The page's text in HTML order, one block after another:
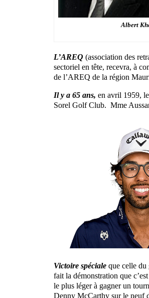
Albert
L’AREQ (association des
sectoriel en tête, recevra, à
de l’AREQ de la région
Il y a 65 ans, en avril 1959,
Sorel Golf Club. Mme
Victoire spéciale que celle
fait la démonstration que
le plus léger à gagner un
Denny McCarthy sur le neuf